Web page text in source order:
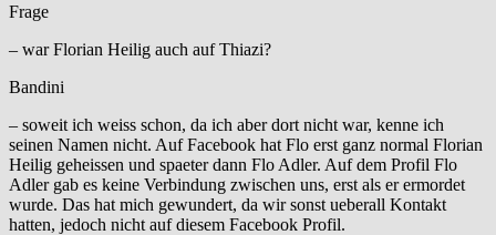
Frage
– war Florian Heilig auch auf Thiazi?
Bandini
– soweit ich weiss schon, da ich aber dort nicht war, kenne ich
seinen Namen nicht. Auf Facebook hat Flo erst ganz normal Florian
Heilig geheissen und spaeter dann Flo Adler. Auf dem Profil Flo
Adler gab es keine Verbindung zwischen uns, erst als er ermordet
wurde. Das hat mich gewundert, da wir sonst ueberall Kontakt
hatten, jedoch nicht auf diesem Facebook Profil.